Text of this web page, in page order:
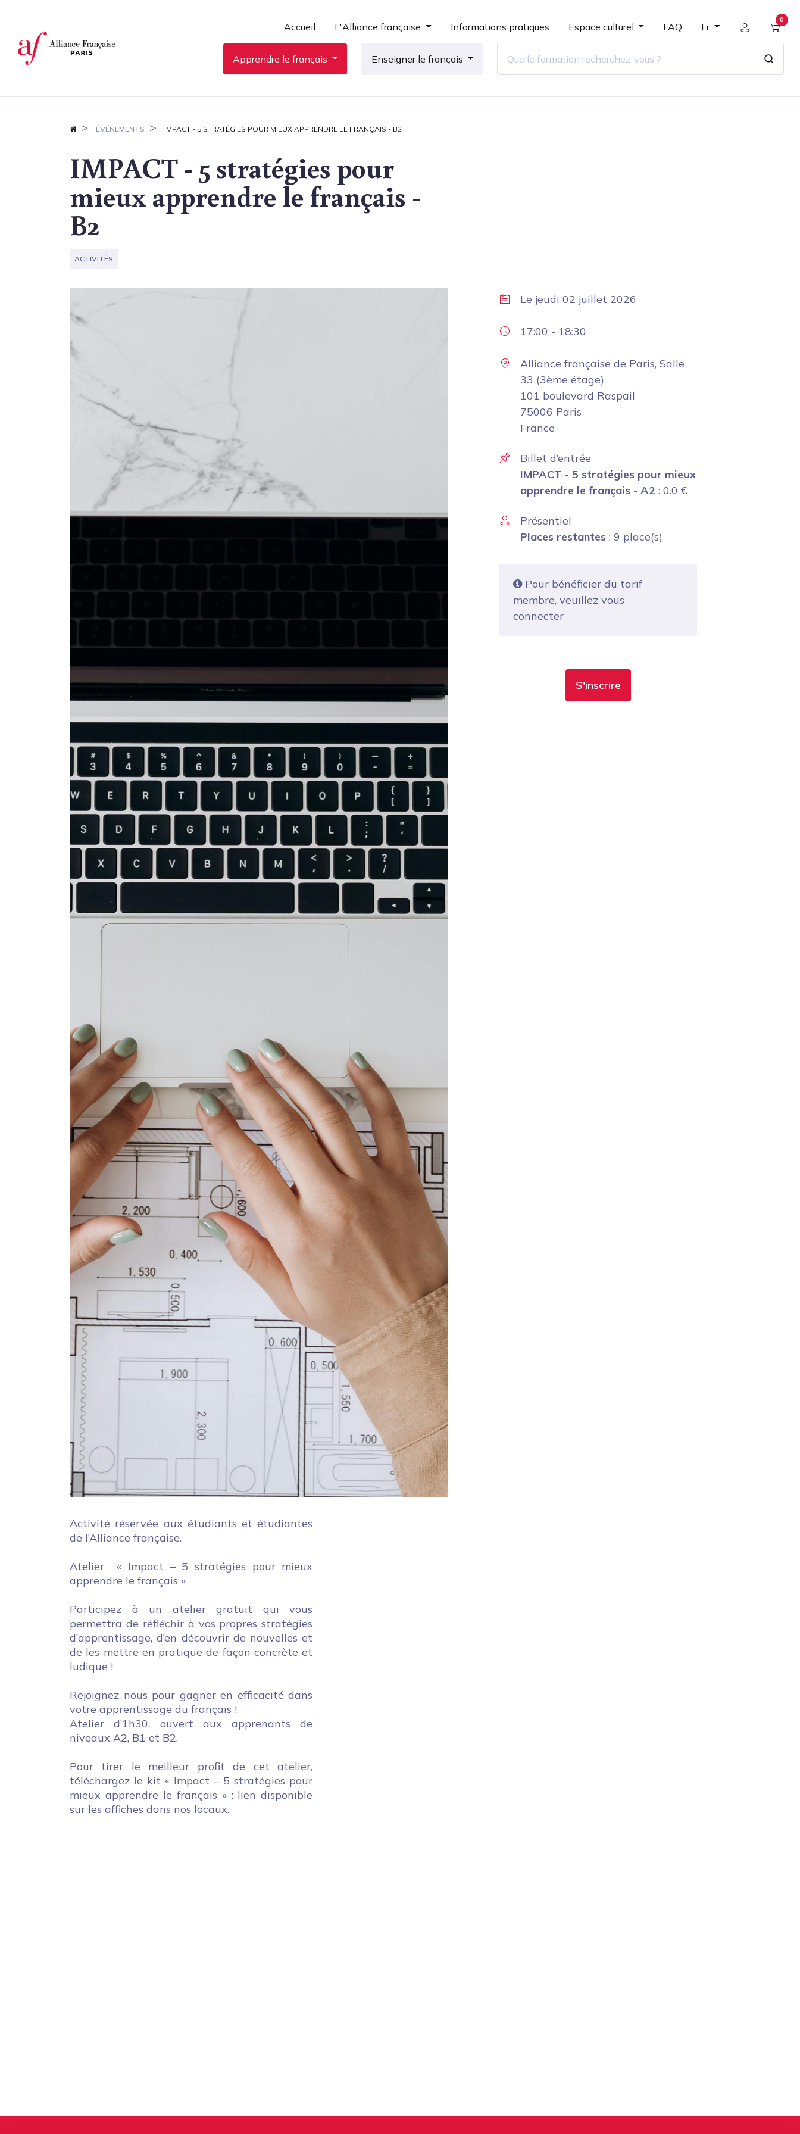
Accueil L'Alliance française Informations pratiques Espace culturel FAQ Fr
0
Apprendre le français Enseigner le français
ÉVÉNEMENTS IMPACT - 5 STRATÉGIES POUR MIEUX APPRENDRE LE FRANÇAIS - B2
IMPACT - 5 stratégies pour
mieux apprendre le français -
B2
ACTIVITÉS
Activité réservée aux étudiants et étudiantes
de l’Alliance française.
Atelier « Impact – 5 stratégies pour mieux
apprendre le français »
Participez à un atelier gratuit qui vous
permettra de réfléchir à vos propres stratégies
d’apprentissage, d’en découvrir de nouvelles et
de les mettre en pratique de façon concrète et
ludique !
Rejoignez nous pour gagner en efficacité dans
votre apprentissage du français !
Atelier d’1h30, ouvert aux apprenants de
niveaux A2, B1 et B2.
Pour tirer le meilleur profit de cet atelier,
téléchargez le kit « Impact – 5 stratégies pour
mieux apprendre le français » : lien disponible
sur les affiches dans nos locaux.
Le jeudi 02 juillet 2026
17:00 - 18:30
Alliance française de Paris, Salle
33 (3ème étage)
101 boulevard Raspail
75006 Paris
France
Billet d’entrée
IMPACT - 5 stratégies pour mieux
apprendre le français - A2 : 0.0 €
Présentiel
Places restantes : 9 place(s)
Pour bénéficier du tarif
membre, veuillez vous
connecter
S'inscrire